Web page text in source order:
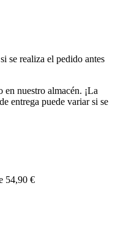
se realiza el pedido antes
en nuestro almacén. ¡La
entrega puede variar si se
54,90 €